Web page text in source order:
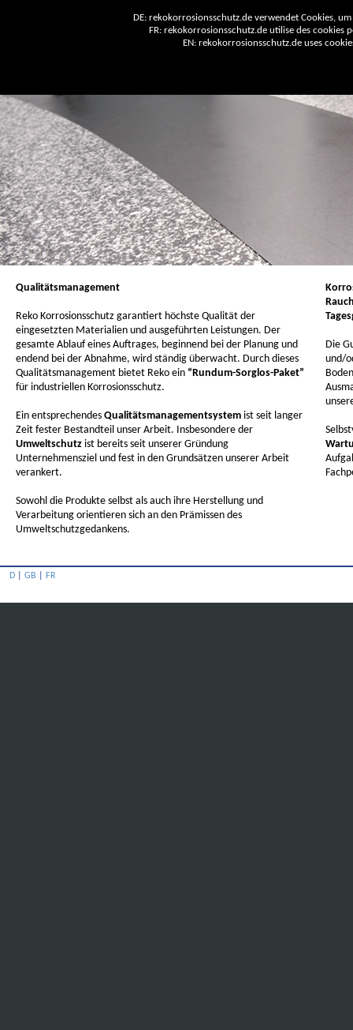
Qualitätsmanagement
Reko Korrosionsschutz garantiert höchste Qualität der
eingesetzten Materialien und ausgeführten Leistungen. Der
gesamte Ablauf eines Auftrages, beginnend bei der Planung und
endend bei der Abnahme, wird ständig überwacht. Durch dieses
Qualitätsmanagement bietet Reko ein “Rundum-Sorglos-Paket”
für industriellen Korrosionsschutz.
Ein entsprechendes Qualitätsmanagementsystem ist seit langer
Zeit fester Bestandteil unser Arbeit. Insbesondere der
Umweltschutz ist bereits seit unserer Gründung
Unternehmensziel und fest in den Grundsätzen unserer Arbeit
verankert.
Sowohl die Produkte selbst als auch ihre Herstellung und
Verarbeitung orientieren sich an den Prämissen des
Umweltschutzgedankens.
Die
und/
D GB FR
DE: rekokorrosionsschutz.de verwendet Cookies,
FR: rekokorrosionsschutz.de utilise des cookies
EN: rekokorrosionsschutz.de uses